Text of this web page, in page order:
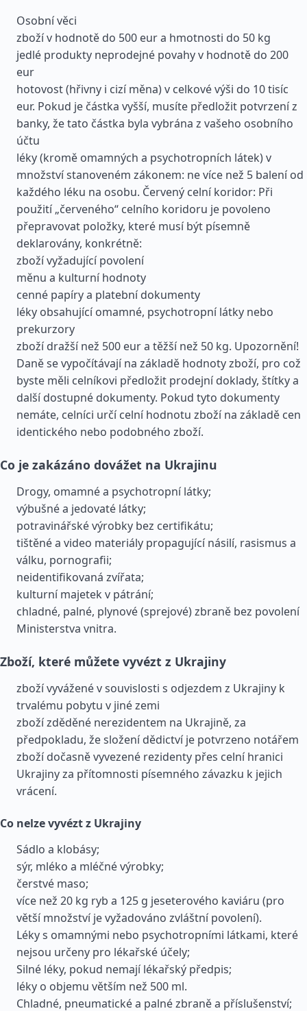
Osobní věci
zboží v hodnotě do 500 eur a hmotnosti do 50 kg
jedlé produkty neprodejné povahy v hodnotě do 200
eur
hotovost (hřivny i cizí měna) v celkové výši do 10 tisíc
eur. Pokud je částka vyšší, musíte předložit potvrzení z
banky, že tato částka byla vybrána z vašeho osobního
účtu
léky (kromě omamných a psychotropních látek) v
množství stanoveném zákonem: ne více než 5 balení od
každého léku na osobu. Červený celní koridor: Při
použití „červeného“ celního koridoru je povoleno
přepravovat položky, které musí být písemně
deklarovány, konkrétně:
zboží vyžadující povolení
měnu a kulturní hodnoty
cenné papíry a platební dokumenty
léky obsahující omamné, psychotropní látky nebo
prekurzory
zboží dražší než 500 eur a těžší než 50 kg. Upozornění!
Daně se vypočítávají na základě hodnoty zboží, pro což
byste měli celníkovi předložit prodejní doklady, štítky a
další dostupné dokumenty. Pokud tyto dokumenty
nemáte, celníci určí celní hodnotu zboží na základě cen
identického nebo podobného zboží.
Co je zakázáno dovážet na Ukrajinu
Drogy, omamné a psychotropní látky;
výbušné a jedovaté látky;
potravinářské výrobky bez certifikátu;
tištěné a video materiály propagující násilí, rasismus a
válku, pornografii;
neidentifikovaná zvířata;
kulturní majetek v pátrání;
chladné, palné, plynové (sprejové) zbraně bez povolení
Ministerstva vnitra.
Zboží, které můžete vyvézt z Ukrajiny
zboží vyvážené v souvislosti s odjezdem z Ukrajiny k
trvalému pobytu v jiné zemi
zboží zděděné nerezidentem na Ukrajině, za
předpokladu, že složení dědictví je potvrzeno notářem
zboží dočasně vyvezené rezidenty přes celní hranici
Ukrajiny za přítomnosti písemného závazku k jejich
vrácení.
Co nelze vyvézt z Ukrajiny
Sádlo a klobásy;
sýr, mléko a mléčné výrobky;
čerstvé maso;
více než 20 kg ryb a 125 g jeseterového kaviáru (pro
větší množství je vyžadováno zvláštní povolení).
Léky s omamnými nebo psychotropními látkami, které
nejsou určeny pro lékařské účely;
Silné léky, pokud nemají lékařský předpis;
léky o objemu větším než 500 ml.
Chladné, pneumatické a palné zbraně a příslušenství;